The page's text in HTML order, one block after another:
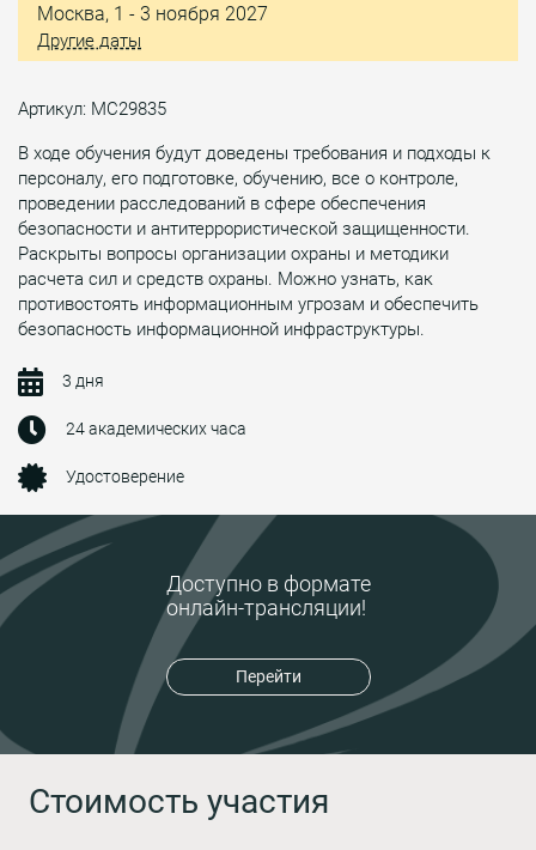
Доступно в формате
онлайн-трансляции!
Перейти
Москва, 1 - 3 ноября 2027
Другие даты
Артикул: МС29835
В ходе обучения будут доведены требования и подходы к
персоналу, его подготовке, обучению, все о контроле,
проведении расследований в сфере обеспечения
безопасности и антитеррористической защищенности.
Раскрыты вопросы организации охраны и методики
расчета сил и средств охраны. Можно узнать, как
противостоять информационным угрозам и обеспечить
безопасность информационной инфраструктуры.
3 дня
24 академических часа
Удостоверение
Стоимость участия